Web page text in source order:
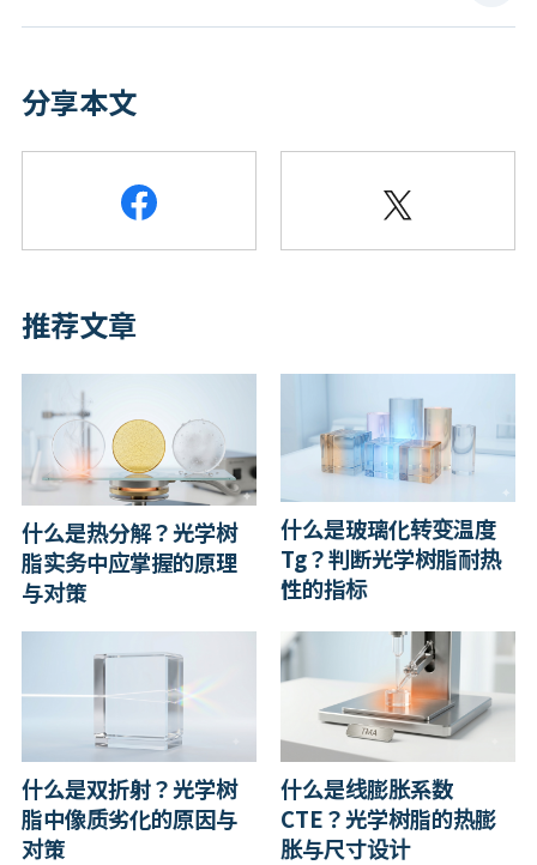
分享本文
推荐文章
什么是热分解？光学树
脂实务中应掌握的原理
与对策
什么是玻璃化转变温度
Tg？判断光学树脂耐热
性的指标
什么是双折射？光学树
脂中像质劣化的原因与
对策
什么是线膨胀系数
CTE？光学树脂的热膨
胀与尺寸设计